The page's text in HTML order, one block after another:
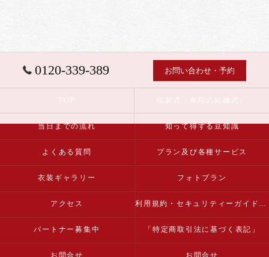
0120-339-389 お問い合わせ・予約
当日までの流れ 知って得する豆知識
よくある質問 プラン及び各種サービス
衣装ギャラリー フォトプラン
アクセス 利用規約・セキュリティーガイドライン
パートナー募集中 「特定商取引法に基づく表記」
お問合せ お問合せ